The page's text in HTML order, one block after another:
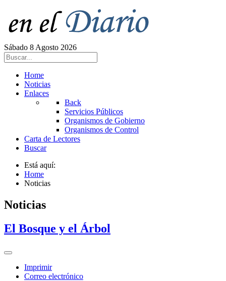
Sábado 8 Agosto 2026
Home
Noticias
Enlaces
Back
Servicios Públicos
Organismos de Gobierno
Organismos de Control
Carta de Lectores
Buscar
Está aquí:
Home
Noticias
Noticias
El Bosque y el Árbol
Imprimir
Correo electrónico